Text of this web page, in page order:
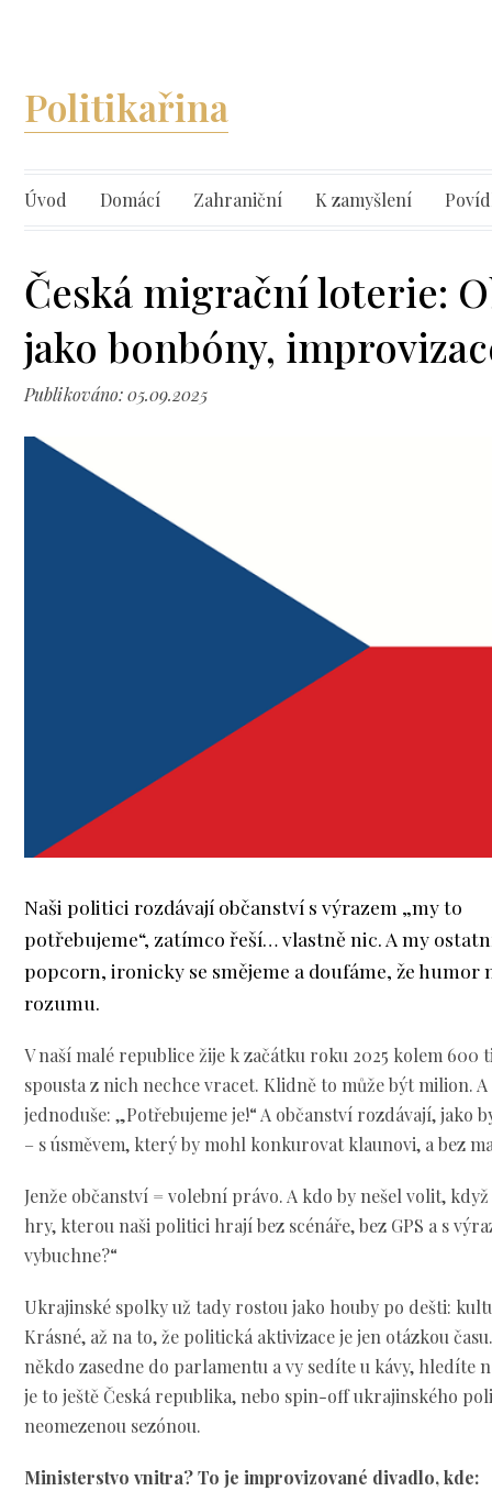
Politikařina
Úvod Domácí Zahraniční K zamyšlení
Česká migrační loterie:
jako bonbóny,
Publikováno: 05.09.2025
Naši politici rozdávají občanství s výrazem „my to
potřebujeme“, zatímco řeší… vlastně nic. A my
popcorn, ironicky se smějeme a doufáme, že humor
rozumu.
V naší malé republice žije k začátku roku 2025 kolem 600
spousta z nich nechce vracet. Klidně to může být milion.
jednoduše: „Potřebujeme je!“ A občanství rozdávají, jako
– s úsměvem, který by mohl konkurovat klaunovi, a bez
Jenže občanství = volební právo. A kdo by nešel volit,
hry, kterou naši politici hrají bez scénáře, bez GPS a s
vybuchne?“
Ukrajinské spolky už tady rostou jako houby po dešti:
Krásné, až na to, že politická aktivizace je jen otázkou
někdo zasedne do parlamentu a vy sedíte u kávy, hledíte
je to ještě Česká republika, nebo spin-off ukrajinského
neomezenou sezónou.
Ministerstvo vnitra? To je improvizované divadlo, kde: